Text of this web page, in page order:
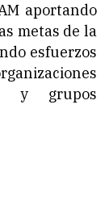
aportando
metas de la
esfuerzos
y grupos